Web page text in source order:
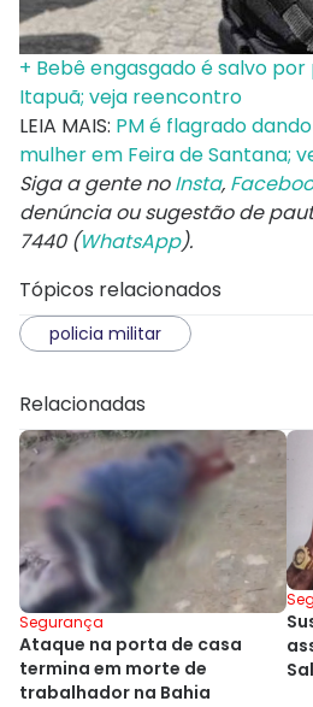
+ Bebê engasgado é salvo
Itapuã; veja reencontro
LEIA MAIS: PM é flagrado
mulher em Feira de Santana;
Siga a gente noInsta,
denúncia ou sugestão de
7440 (WhatsApp).
Tópicos relacionados
policia militar
Relacionadas
Segurança
Ataque na porta de casa
termina em morte de
trabalhador na Bahia